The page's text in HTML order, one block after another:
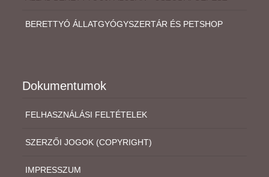
BERETTYÓ ÁLLATGYÓGYSZERTÁR ÉS PETSHOP
Dokumentumok
FELHASZNÁLÁSI FELTÉTELEK
SZERZŐI JOGOK (COPYRIGHT)
IMPRESSZUM